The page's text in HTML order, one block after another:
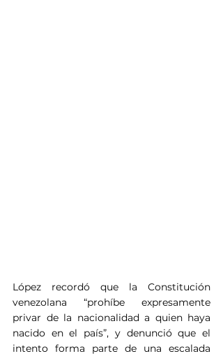
López recordó que la Constitución
venezolana “prohíbe expresamente
privar de la nacionalidad a quien haya
nacido en el país”, y denunció que el
intento forma parte de una escalada